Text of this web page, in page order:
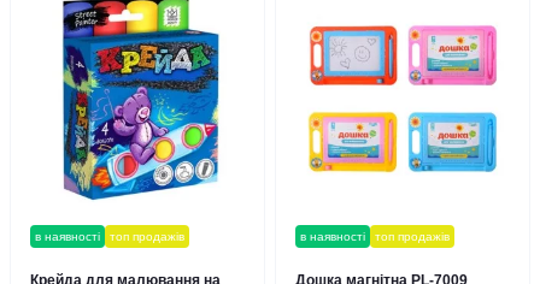
в наявності топ продажів
Крейда для малювання на
в наявності топ продажів
Дошка магнітна PL-7009